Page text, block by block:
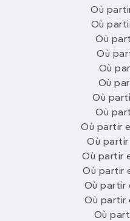
Où
Où
Où
Où
Où
Où
Où
Où
Où partir
Où
Où partir
Où partir
Où partir
Où partir
Où